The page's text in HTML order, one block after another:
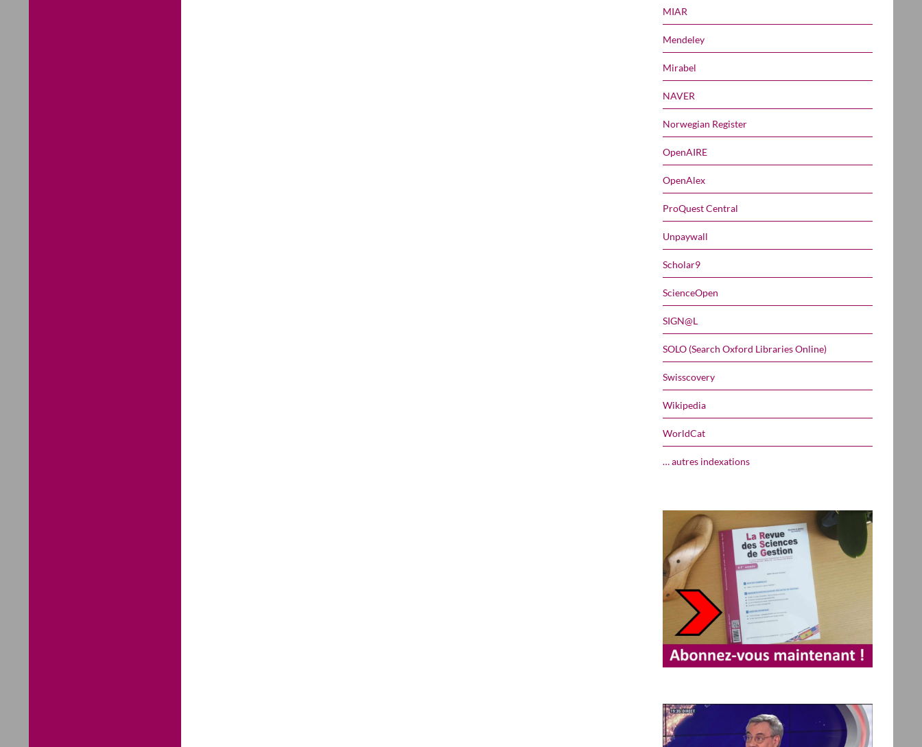
MIAR
Mendeley
Mirabel
NAVER
Norwegian Register
OpenAIRE
OpenAlex
ProQuest Central
Unpaywall
Scholar9
ScienceOpen
SIGN@L
SOLO (Search Oxford Libraries Online)
Swisscovery
Wikipedia
WorldCat
… autres indexations